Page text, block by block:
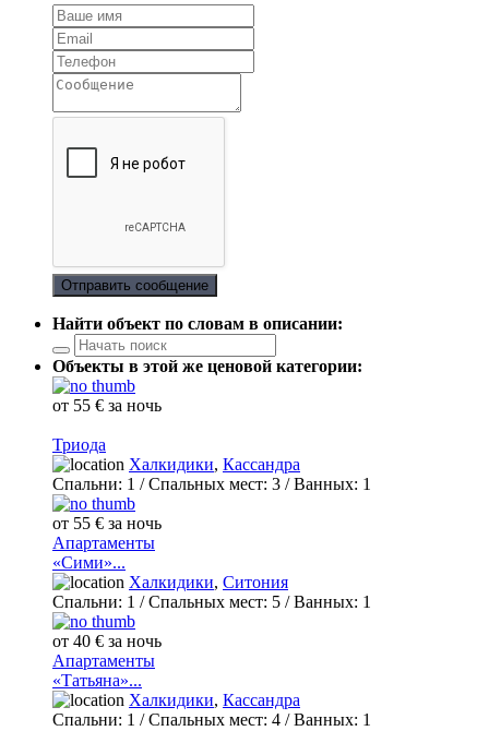
Отправить сообщение
Найти объект по словам в описании:
Объекты в этой же ценовой категории:
от 55 € за ночь
Триода
Халкидики, Кассандра
Спальни: 1 / Спальных мест: 3 /Ванных: 1
от 55 € за ночь
Апартаменты
«Сими»...
Халкидики, Ситония
Спальни: 1 / Спальных мест: 5 /Ванных: 1
от 40 € за ночь
Апартаменты
«Татьяна»...
Халкидики, Кассандра
Спальни: 1 / Спальных мест: 4 /Ванных: 1